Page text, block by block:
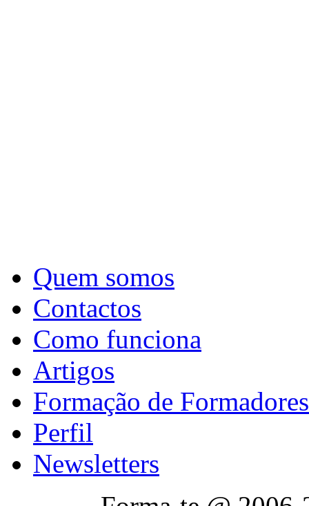
Quem somos
Contactos
Como funciona
Artigos
Formação de Formadores
Perfil
Newsletters